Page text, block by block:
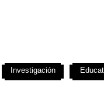
Investigación